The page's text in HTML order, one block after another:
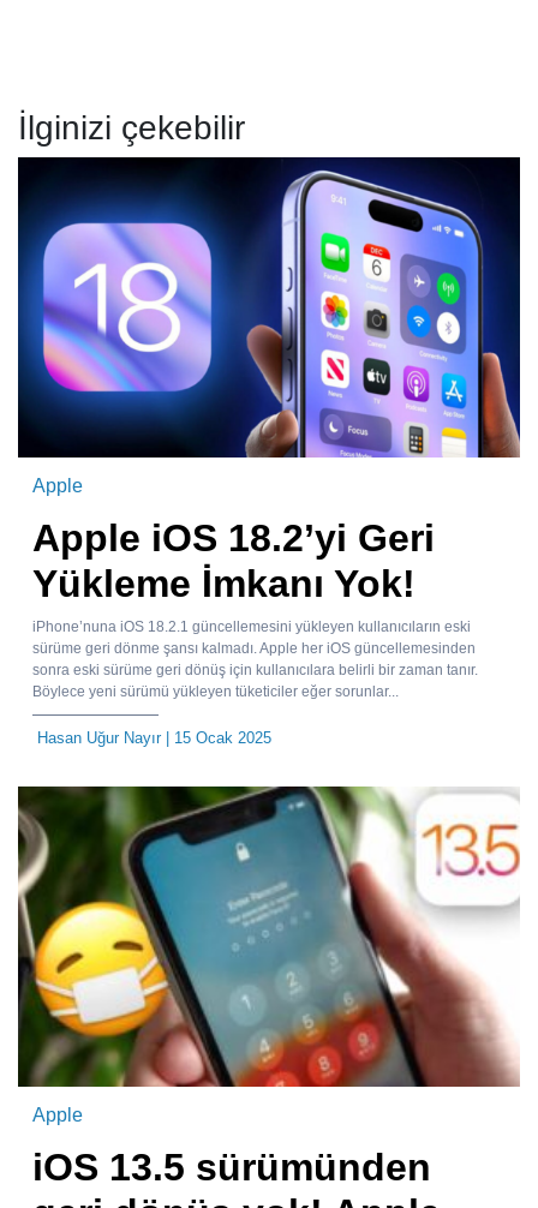
İlginizi çekebilir
Apple
Apple iOS 18.2’yi Geri
Yükleme İmkanı Yok!
iPhone’nuna iOS 18.2.1 güncellemesini yükleyen kullanıcıların eski
sürüme geri dönme şansı kalmadı. Apple her iOS güncellemesinden
sonra eski sürüme geri dönüş için kullanıcılara belirli bir zaman tanır.
Böylece yeni sürümü yükleyen tüketiciler eğer sorunlar...
Hasan Uğur Nayır| 15 Ocak 2025
Apple
iOS 13.5 sürümünden